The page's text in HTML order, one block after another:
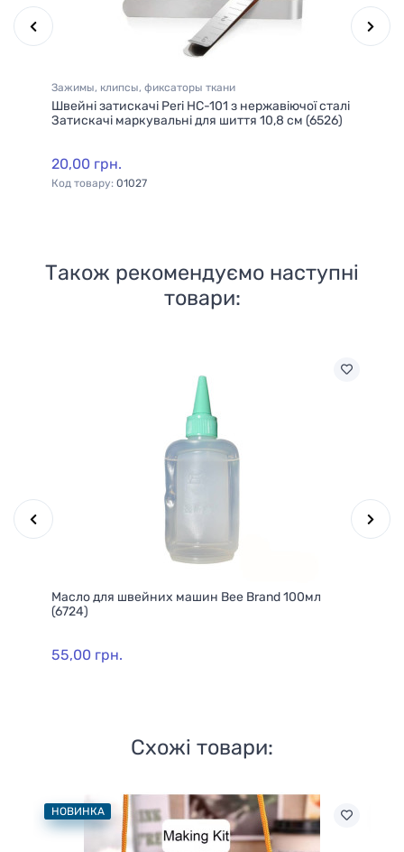
Зажимы, клипсы, фиксаторы ткани
Швейні затискачі Peri HC-101 з нержавіючої сталі
Затискачі маркувальні для шиття 10,8 см (6526)
20,00 грн.
Код товару: 01027
Також рекомендуємо наступні
товари:
Масло для швейних машин Bee Brand 100мл
(6724)
55,00 грн.
Схожі товари:
НОВИНКА